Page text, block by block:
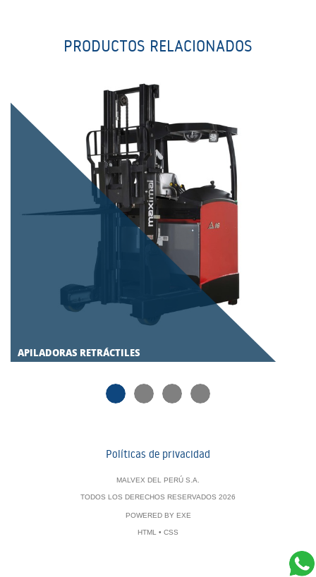
PRODUCTOS RELACIONADOS
APILADORAS RETRÁCTILES
Políticas de privacidad
MALVEX DEL PERÚ S.A.
TODOS LOS DERECHOS RESERVADOS 2026
POWERED BY EXE
HTML • CSS